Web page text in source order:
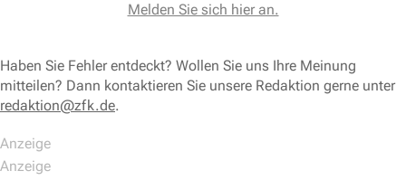
Melden Sie sich hier an.
Haben Sie Fehler entdeckt? Wollen Sie uns Ihre Meinung
mitteilen? Dann kontaktieren Sie unsere Redaktion gerne unter
redaktion@zfk.de.